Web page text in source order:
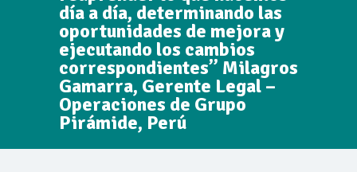
día a día, determinando las
oportunidades de mejora y
ejecutando los cambios
correspondientes” Milagros
Gamarra, Gerente Legal –
Operaciones de Grupo
Pirámide, Perú